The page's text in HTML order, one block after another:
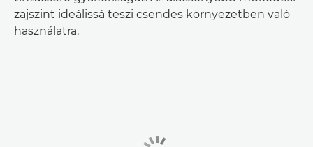
zajszint ideálissá teszi csendes környezetben való
használatra.